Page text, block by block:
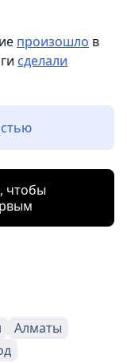
произошло в
сделали
чтобы
Алматы